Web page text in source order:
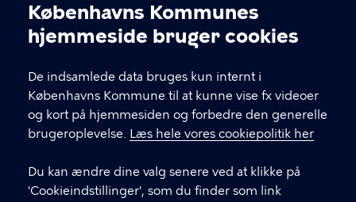
Cookieindstillinger
Københavns Kommunes
hjemmeside bruger cookies
De indsamlede data bruges kun internt i
Københavns Kommune til at kunne vise fx videoer
og kort på hjemmesiden og forbedre den generelle
brugeroplevelse. Læs hele vores cookiepolitik her
Du kan ændre dine valg senere ved at klikke på
'Cookieindstillinger', som du finder som link
KONTAKT
Enghavevej 42, 1674 København V
basement@kk.dk
LINKS